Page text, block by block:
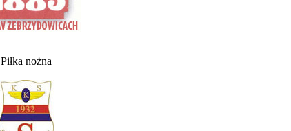
Piłka nożna